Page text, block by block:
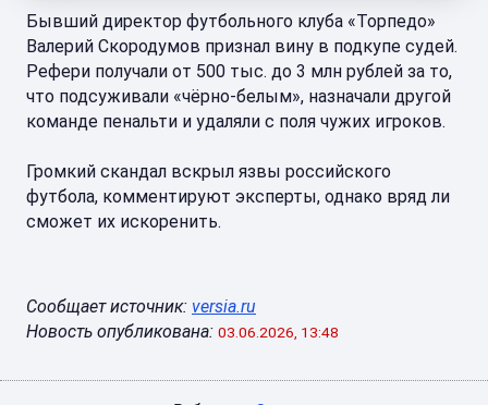
Бывший директор футбольного клуба «Торпедо»
Валерий Скородумов признал вину в подкупе судей.
Рефери получали от 500 тыс. до 3 млн рублей за то,
что подсуживали «чёрно-белым», назначали другой
команде пенальти и удаляли с поля чужих игроков.
Громкий скандал вскрыл язвы российского
футбола, комментируют эксперты, однако вряд ли
сможет их искоренить.
Сообщает источник: versia.ru
Новость опубликована: 03.06.2026, 13:48